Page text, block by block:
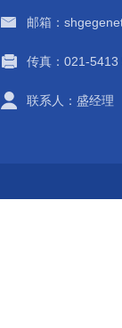
邮箱：
传真：021-5413
联系人：盛经理